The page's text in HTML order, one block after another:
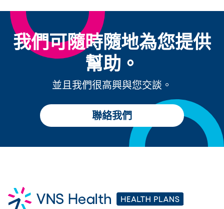
我們可隨時隨地為您提供
幫助。
並且我們很高興與您交談。
聯絡我們